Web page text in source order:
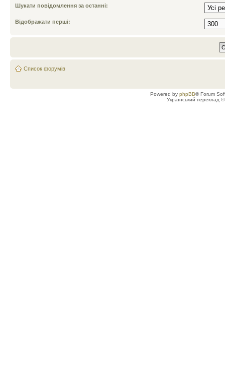
Шукати повідомлення за останні:
Відображати перші:
Список форумів
Powered by phpBB® Forum
Український переклад